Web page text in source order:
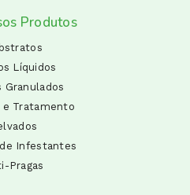
Produtos
Líquidos
Granulados
e Tratamento
Infestantes
Pragas